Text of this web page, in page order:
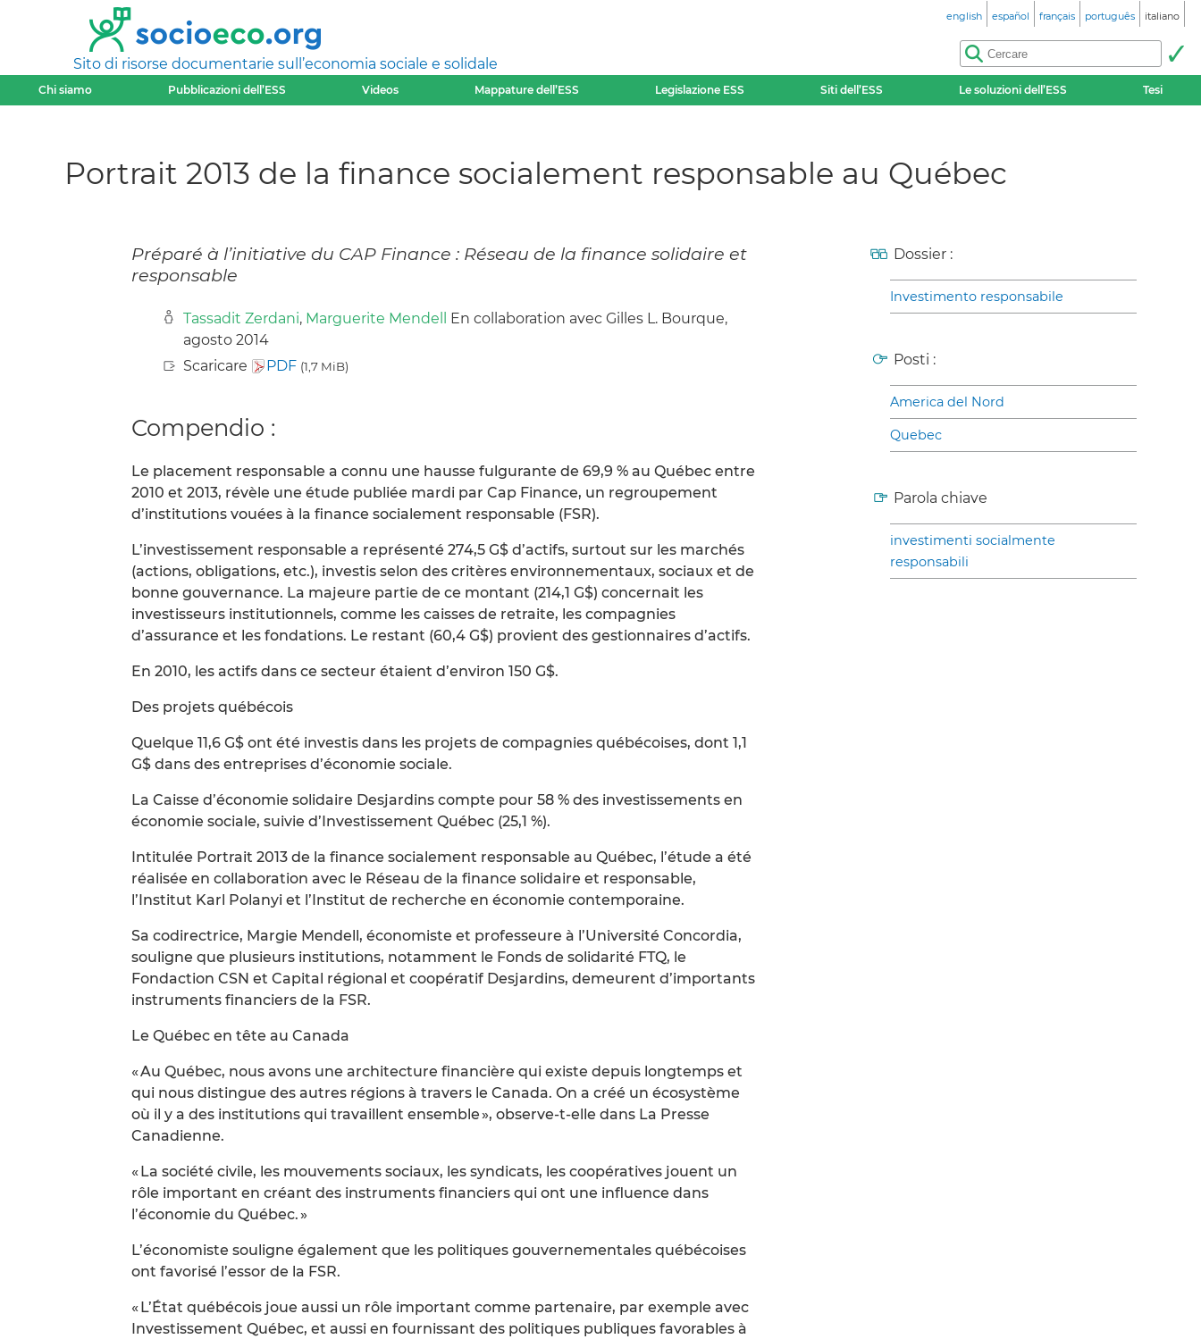
Sito di risorse documentarie sull’economia sociale e solidale
english español français português italiano
Chi siamo Pubblicazioni dell’ESS Videos Mappature dell’ESS Legislazione ESS Siti dell’ESS Le soluzioni dell’ESS Tesi
Portrait 2013 de la finance socialement responsable au Québec
Préparé à l’initiative du CAP Finance : Réseau de la finance solidaire et
responsable
Tassadit Zerdani, Marguerite Mendell
En collaboration avec Gilles L. Bourque,
agosto 2014
Scaricare
PDF (1,7 MiB)
Compendio :
Le placement responsable a connu une hausse fulgurante de 69,9 % au Québec entre
2010 et 2013, révèle une étude publiée mardi par Cap Finance, un regroupement
d’institutions vouées à la finance socialement responsable (FSR).
L’investissement responsable a représenté 274,5 G$ d’actifs, surtout sur les marchés
(actions, obligations, etc.), investis selon des critères environnementaux, sociaux et de
bonne gouvernance. La majeure partie de ce montant (214,1 G$) concernait les
investisseurs institutionnels, comme les caisses de retraite, les compagnies
d’assurance et les fondations. Le restant (60,4 G$) provient des gestionnaires d’actifs.
En 2010, les actifs dans ce secteur étaient d’environ 150 G$.
Des projets québécois
Quelque 11,6 G$ ont été investis dans les projets de compagnies québécoises, dont 1,1
G$ dans des entreprises d’économie sociale.
La Caisse d’économie solidaire Desjardins compte pour 58 % des investissements en
économie sociale, suivie d’Investissement Québec (25,1 %).
Intitulée Portrait 2013 de la finance socialement responsable au Québec, l’étude a été
réalisée en collaboration avec le Réseau de la finance solidaire et responsable,
l’Institut Karl Polanyi et l’Institut de recherche en économie contemporaine.
Sa codirectrice, Margie Mendell, économiste et professeure à l’Université Concordia,
souligne que plusieurs institutions, notamment le Fonds de solidarité FTQ, le
Fondaction CSN et Capital régional et coopératif Desjardins, demeurent d’importants
instruments financiers de la FSR.
Le Québec en tête au Canada
« Au Québec, nous avons une architecture financière qui existe depuis longtemps et
qui nous distingue des autres régions à travers le Canada. On a créé un écosystème
où il y a des institutions qui travaillent ensemble », observe-t-elle dans La Presse
Canadienne.
« La société civile, les mouvements sociaux, les syndicats, les coopératives jouent un
rôle important en créant des instruments financiers qui ont une influence dans
l’économie du Québec. »
L’économiste souligne également que les politiques gouvernementales québécoises
ont favorisé l’essor de la FSR.
« L’État québécois joue aussi un rôle important comme partenaire, par exemple avec
Investissement Québec, et aussi en fournissant des politiques publiques favorables à
Dossier :
Investimento responsabile
Posti :
America del Nord
Quebec
Parola chiave
investimenti socialmente
responsabili